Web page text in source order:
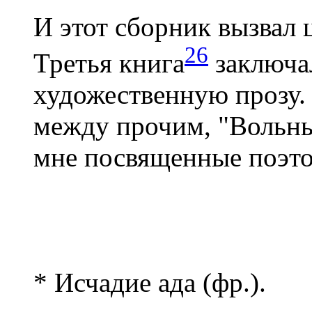
И этот сборник
Третья книга26
художественную
между прочим,
мне посвященные
* Исчадие ада (фр.).